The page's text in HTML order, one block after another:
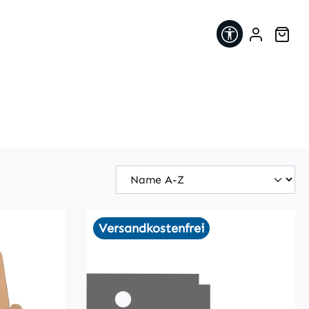
Versandkostenfrei